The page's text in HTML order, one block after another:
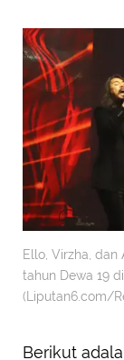
Ello, Virzha,
tahun Dewa 19
(Liputan6.com/
Berikut